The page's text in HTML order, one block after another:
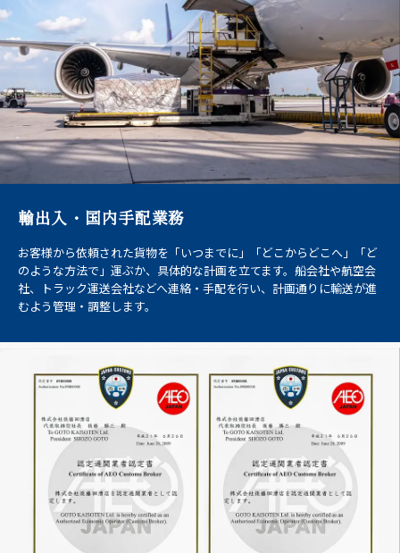
輸出入・国内手配業務
お客様から依頼された貨物を「いつまでに」「どこからどこへ」「ど
のような方法で」運ぶか、具体的な計画を立てます。船会社や航空会
社、トラック運送会社などへ連絡・手配を行い、計画通りに輸送が進
むよう管理・調整します。